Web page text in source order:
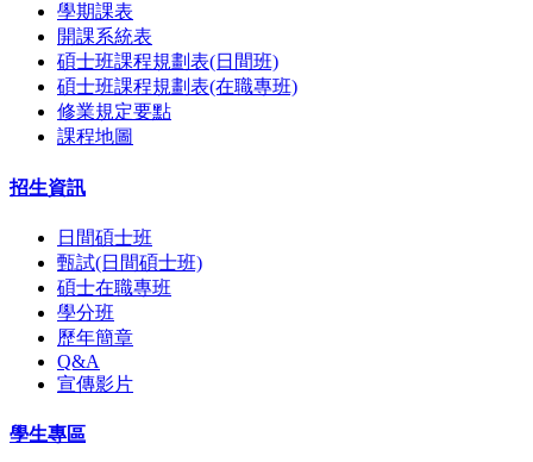
學期課表
開課系統表
碩士班課程規劃表(日間班)
碩士班課程規劃表(在職專班)
修業規定要點
課程地圖
招生資訊
日間碩士班
甄試(日間碩士班)
碩士在職專班
學分班
歷年簡章
Q&A
宣傳影片
學生專區